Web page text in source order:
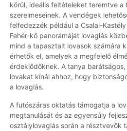
körül, ideális feltételeket teremtve a
szerelmeseinek. A vendégek
felfedezzék például a Csalai-
Fehér-kő panorámáját lovaglás
mind a tapasztalt lovasok számára
érhetők el, amelyek a megfelelő
érdeklődőknek. A tanya
lovakat kínál ahhoz, hogy
a lovaglás.
A futószáras oktatás támogatja a
megtanulását és az egyensúly
osztálylovaglás során a résztvevők